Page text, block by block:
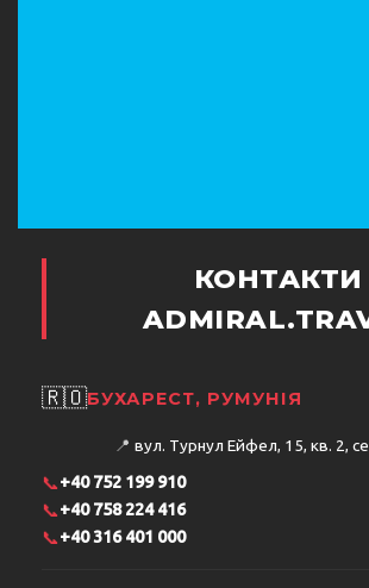
КОНТАКТИ
🇷🇴БУХАРЕСТ, РУМУНІЯ
📍 вул. Турнул Ейфел, 15, кв. 2,
📞+40 752 199 910
📞+40 758 224 416
📞+40 316 401 000